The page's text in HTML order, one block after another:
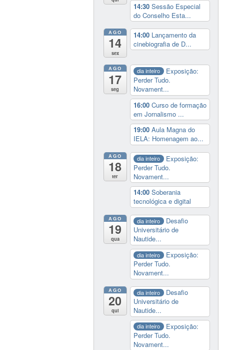
14:30 Sessão Especial
do Conselho Esta...
AGO
14
sex
14:00 Lançamento da
cinebiografia de D...
AGO
17
seg
dia inteiro
Exposição:
Perder Tudo.
Novament...
16:00 Curso de formação
em Jornalismo ...
19:00 Aula Magna do
IELA: Homenagem ao...
AGO
18
ter
dia inteiro
Exposição:
Perder Tudo.
Novament...
14:00 Soberania
tecnológica e digital
AGO
19
qua
dia inteiro
Desafio
Universitário de
Nautide...
dia inteiro
Exposição:
Perder Tudo.
Novament...
AGO
20
qui
dia inteiro
Desafio
Universitário de
Nautide...
dia inteiro
Exposição:
Perder Tudo.
Novament...